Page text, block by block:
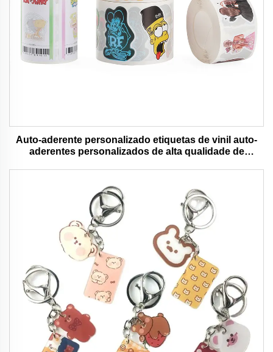
Auto-aderente personalizado etiquetas de vinil auto-
aderentes personalizados de alta qualidade de